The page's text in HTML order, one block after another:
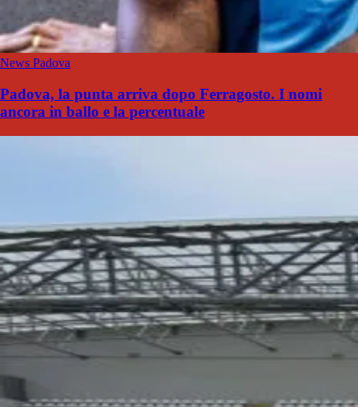
News Padova
Padova, la punta arriva dopo Ferragosto. I nomi
ancora in ballo e la percentuale